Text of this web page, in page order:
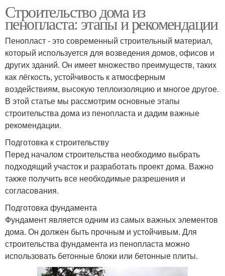
Строительство дома из
пенопласта: этапы и рекомендации
Пенопласт - это современный строительный материал,
который используется для возведения домов, офисов и
других зданий. Он имеет множество преимуществ, таких
как лёгкость, устойчивость к атмосферным
воздействиям, высокую теплоизоляцию и многое другое.
В этой статье мы рассмотрим основные этапы
строительства дома из пенопласта и дадим важные
рекомендации.
Подготовка к строительству
Перед началом строительства необходимо выбрать
подходящий участок и разработать проект дома. Важно
также получить все необходимые разрешения и
согласования.
Подготовка фундамента
Фундамент является одним из самых важных элементов
дома. Он должен быть прочным и устойчивым. Для
строительства фундамента из пенопласта можно
использовать бетонные блоки или бетонные плиты.